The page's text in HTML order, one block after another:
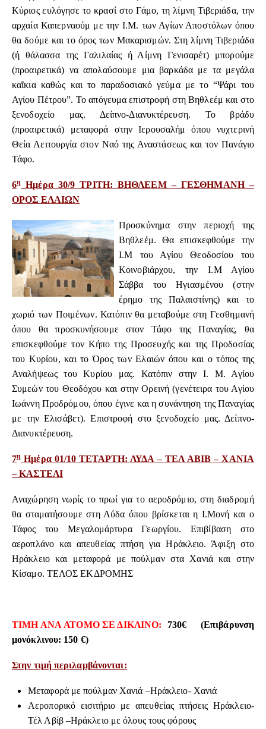
Κύριος ευλόγησε το κρασί στο Γάμο, τη λίμνη Τιβεριάδα, την
αρχαία Καπερναούμ με την Ι.Μ. των Αγίων Αποστόλων όπου
θα δούμε και το όρος των Μακαρισμών. Στη λίμνη Τιβεριάδα
(ή θάλασσα της Γαλιλαίας ή Λίμνη Γενισαρέτ) μπορούμε
(προαιρετικά) να απολαύσουμε μια βαρκάδα με τα μεγάλα
καΐκια καθώς και το παραδοσιακό γεύμα με το “Ψάρι του
Αγίου Πέτρου”. Το απόγευμα επιστροφή στη Βηθλεέμ και στο
ξενοδοχείο μας. Δείπνο-Διανυκτέρευση. Το βράδυ
(προαιρετικά) μεταφορά στην Ιερουσαλήμ όπου νυχτερινή
Θεία Λειτουργία στον Ναό της Αναστάσεως και τον Πανάγιο
Τάφο.
6η Ημέρα 30/9 ΤΡΙΤΗ: ΒΗΘΛΕΕΜ – ΓΕΣΘΗΜΑΝΗ –
ΟΡΟΣ ΕΛΑΙΩΝ
Προσκύνημα στην περιοχή της
Βηθλεέμ. Θα επισκεφθούμε την
Ι.Μ του Αγίου Θεοδοσίου του
Κοινοβιάρχου, την Ι.Μ Αγίου
Σάββα του Ηγιασμένου (στην
έρημο της Παλαιστίνης) και το
χωριό των Ποιμένων. Κατόπιν θα μεταβούμεστη Γεσθημανή
όπου θα προσκυνήσουμε στον
Τάφο της Παναγίας,
θα
επισκεφθούμε τον Κήπο της Προσευχής και της Προδοσίας
του Κυρίου, και το Όρος των Ελαιών όπου και ο τόπος της
Αναλήψεως του Κυρίου μας. Κατόπιν στην Ι. Μ. Αγίου
Συμεών του Θεοδόχου και στην Ορεινή (γενέτειρα του Αγίου
Ιωάννη Προδρόμου, όπου έγινε και η συνάντηση της Παναγίας
με την Ελισάβετ). Επιστροφή στο ξενοδοχείο μας. Δείπνο-
Διανυκτέρευση.
7η Ημέρα 01/10 ΤΕΤΑΡΤΗ: ΛΥΔΑ – ΤΕΛ ΑΒΙΒ – ΧΑΝΙΑ
– ΚΑΣΤΕΛΙ
Αναχώρηση νωρίς το πρωί για το αεροδρόμιο, στη διαδρομή
θα σταματήσουμε στη Λύδα όπου βρίσκεται η Ι.Μονή και ο
Τάφος του Μεγαλομάρτυρα Γεωργίου.
Επιβίβαση στο
αεροπλάνο και απευθείας πτήση για Ηράκλειο. Άφιξη στο
Ηράκλειο και μεταφορά με πούλμαν στα Χανιά και στην
Κίσαμο. ΤΕΛΟΣ ΕΚΔΡΟΜΗΣ
ΤΙΜΗ ΑΝΑ ΑΤΟΜΟ ΣΕ ΔΙΚΛΙΝΟ: 730€ (Επιβάρυνση
μονόκλινου: 150 €)
Στην τιμή περιλαμβάνονται:
Μεταφορά με πούλμαν Χανιά –Ηράκλειο- Χανιά
Αεροπορικό εισιτήριο με απευθείας πτήσεις Ηράκλειο-
Τέλ Αβίβ –Ηράκλειο με όλους τους φόρους